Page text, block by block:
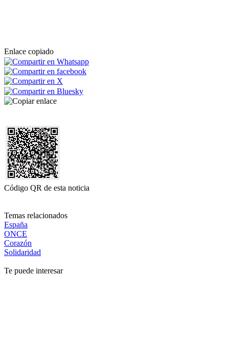
Enlace copiado
Código QR de esta noticia
Temas relacionados
España
ONCE
Corazón
Solidaridad
Te puede interesar